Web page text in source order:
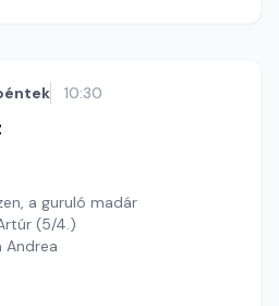
10:30
a guruló madár
(5/4.)
Andrea